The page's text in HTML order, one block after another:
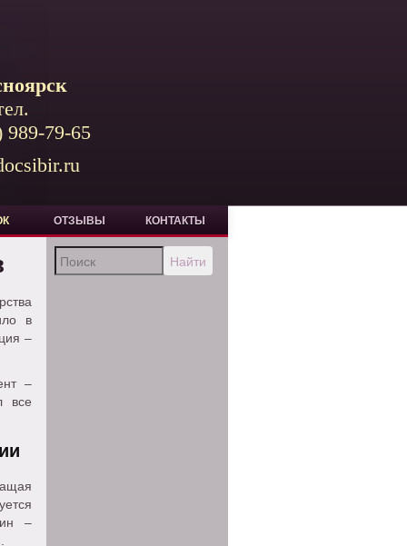
989-79-65
ОТЗЫВЫ КОНТАКТЫ
в
–
–
все
–
Найти